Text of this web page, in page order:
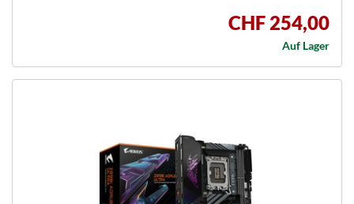
CHF 254,00
Auf Lager